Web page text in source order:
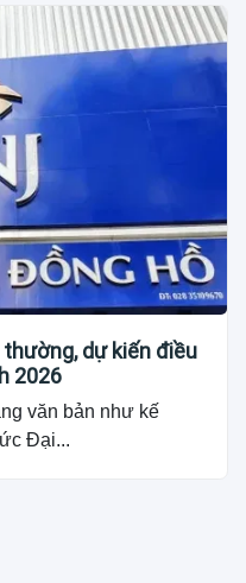
dự kiến điều
2026
văn bản như kế
Đại...